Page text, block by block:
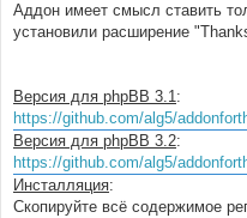
Аддон имеет смысл ставить
установили расширение
Версия для phpBB 3.1:
https://github.com/alg5/
Версия для phpBB 3.2:
https://github.com/alg5/
Инсталляция:
Скопируйте всё содержимое